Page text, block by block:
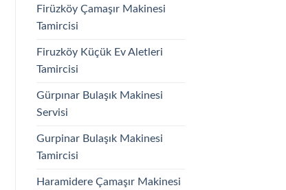
Firüzköy Çamaşır Makinesi
Tamircisi
Firuzköy Küçük Ev Aletleri
Tamircisi
Gürpınar Bulaşık Makinesi
Servisi
Gurpinar Bulaşık Makinesi
Tamircisi
Haramidere Çamaşır Makinesi